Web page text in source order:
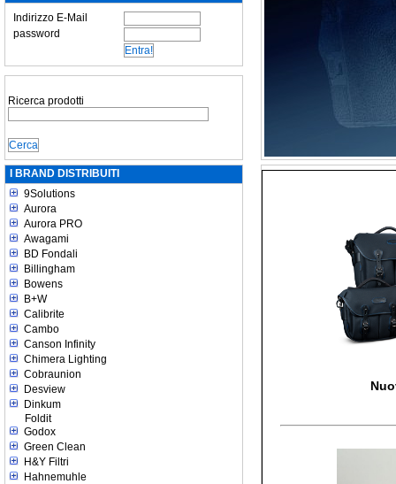
Indirizzo E-Mail
password
Ricerca prodotti
I BRAND DISTRIBUITI
9Solutions
Aurora
Aurora PRO
Awagami
BD Fondali
Billingham
Bowens
B+W
Calibrite
Cambo
Canson Infinity
Chimera Lighting
Cobraunion
Desview
Dinkum
Foldit
Godox
Green Clean
H&Y Filtri
Hahnemuhle